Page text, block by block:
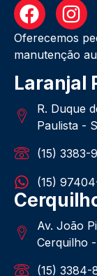
Oferecemos
manutenção
Laranjal
R. Duque
Paulista -
(15) 3383-
(15)
Av. João
Cerquilho
(15) 3384-